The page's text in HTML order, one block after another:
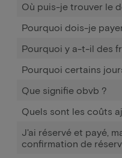
Où puis-je trouver le
Pourquoi dois-je
Pourquoi y a-t-il des
Pourquoi certains
Que signifie obvb ?
Quels sont les coûts
J'ai réservé et payé,
confirmation de